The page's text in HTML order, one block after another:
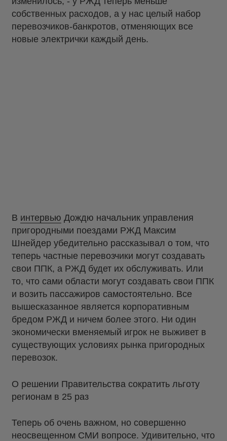
собственных расходов, а у нас целый набор
перевозчиков-банкротов, отменяющих все
новые электрички каждый день.
В интервью Дождю начальник управления
пригородными поездами РЖД Максим
Шнейдер убедительно рассказывал о том, что
теперь частные перевозчики могут создавать
свои ППК, а РЖД будет их обслуживать. Или
то, что сами области могут создавать свои ППК
и возить пассажиров самостоятельно. Все
вышесказанное является корпоративным
бредом РЖД и ничем более этого. Ни один
экономически вменяемый игрок не выживет в
существующих условиях рынка пригородных
перевозок.
О решении Правительства сократить льготу
регионам в 25 раз
Теперь об очень важном, но совершенно
неосвещенном СМИ вопросе. Удивительно, что